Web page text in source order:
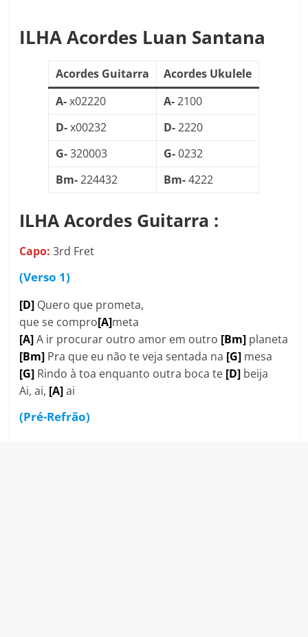
ILHA Acordes Luan Santana
Acordes Guitarra
Acordes Ukulele
A-x02220 A-2100
D-x00232 D-2220
G-320003 G-0232
Bm-224432 Bm-4222
ILHA Acordes Guitarra :
Capo: 3rd Fret
(Verso 1)
[D] Quero que prometa,
que se compro[A]meta
[A]A ir procurar outro amor em outro [Bm] planeta
[Bm] Pra que eu não te veja sentada na [G] mesa
[G] Rindo à toa enquanto outra boca te [D] beija
Ai, ai, [A]ai
(Pré-Refrão)